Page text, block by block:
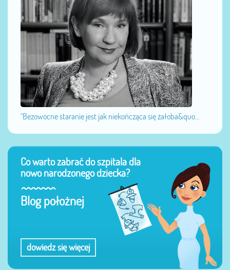
"Bezowocne staranie jest jak niekończąca się żałoba&quo...
Co warto zabrać do szpitala dla
nowo narodzonego dziecka?
Blog położnej
dowiedz się więcej